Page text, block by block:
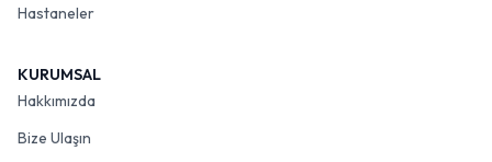
Hastaneler
KURUMSAL
Hakkımızda
Bize Ulaşın